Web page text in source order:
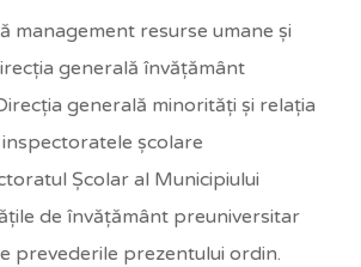
management resurse umane şi
generală învăţământ
generală minorităţi şi relaţia
şcolare
Şcolar al Municipiului
de învăţământ preuniversitar
prevederile prezentului ordin.